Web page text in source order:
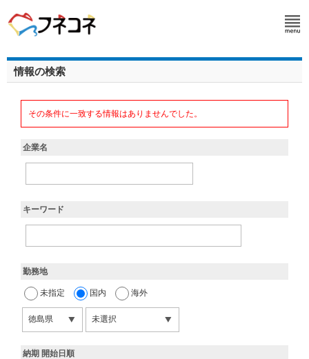
情報の検索
その条件に一致する情報はありませんでした。
企業名
キーワード
勤務地
未指定 国内 海外
納期 開始日順